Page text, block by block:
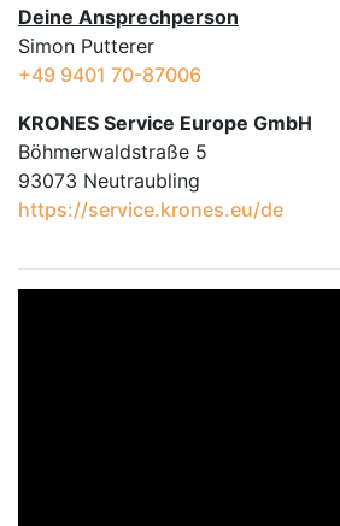
Deine Ansprechperson
Simon Putterer
+49 9401 70-87006
KRONES Service Europe GmbH
Böhmerwaldstraße 5
93073 Neutraubling
https://service.krones.eu/de